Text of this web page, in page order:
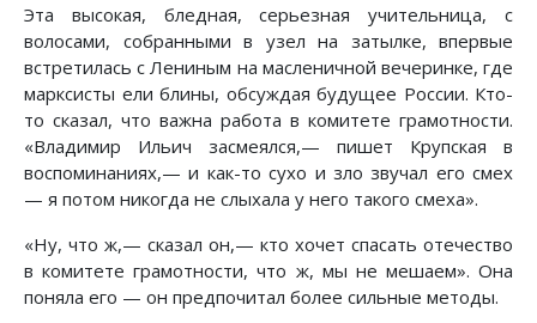
Эта высокая, бледная, серьезная учительница, с
волосами, собранными в узел на затылке, впервые
встретилась с Лениным на масленичной вечеринке, где
марксисты ели блины, обсуждая будущее России. Кто-
то сказал, что важна работа в комитете грамотности.
«Владимир Ильич засмеялся,— пишет Крупская в
воспоминаниях,— и как-то сухо и зло звучал его смех
— я потом никогда не слыхала у него такого смеха».
«Ну, что ж,— сказал он,— кто хочет спасать отечество
в комитете грамотности, что ж, мы не мешаем». Она
поняла его — он предпочитал более сильные методы.